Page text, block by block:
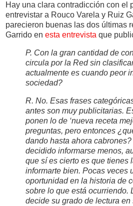
Hay una clara contradicción con el
entrevistar a Rouco Varela y Ruiz
parecieron buenas las dos últimas
Garrido en esta entrevista que
P. Con la gran cantidad de
circula por la Red sin
actualmente es cuando peor
sociedad?
R. No. Esas frases
antes son muy publicitarias.
ponen lo de ‘nueva receta
preguntas, pero entonces
dando hasta ahora
decidido informarse menos,
que sí es cierto es que tienes
informarte bien. Pocas veces
oportunidad en la historia de
sobre lo que está ocurriendo.
decide su grado de lectura en